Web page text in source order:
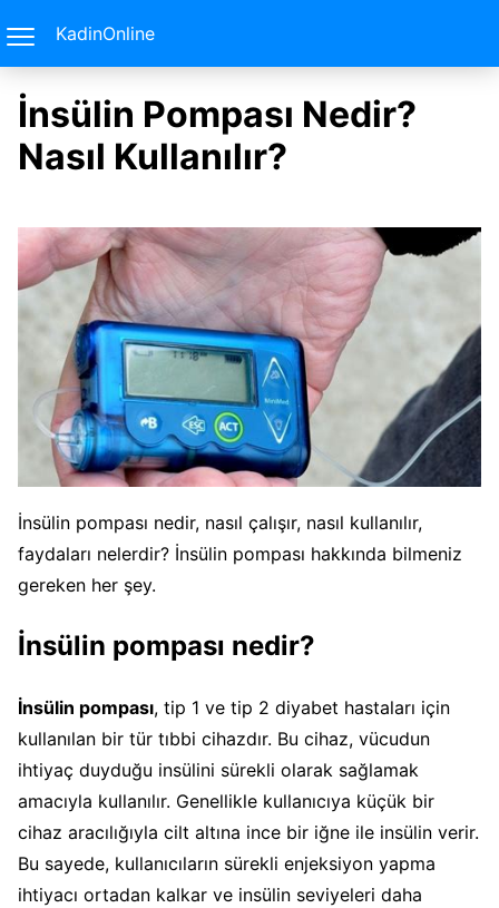
KadinOnline
İnsülin Pompası Nedir?
Nasıl Kullanılır?
İnsülin pompası nedir, nasıl çalışır, nasıl kullanılır,
faydaları nelerdir? İnsülin pompası hakkında bilmeniz
gereken her şey.
İnsülin pompası nedir?
İnsülin pompası, tip 1 ve tip 2 diyabet hastaları için
kullanılan bir tür tıbbi cihazdır. Bu cihaz, vücudun
ihtiyaç duyduğu insülini sürekli olarak sağlamak
amacıyla kullanılır. Genellikle kullanıcıya küçük bir
cihaz aracılığıyla cilt altına ince bir iğne ile insülin verir.
Bu sayede, kullanıcıların sürekli enjeksiyon yapma
ihtiyacı ortadan kalkar ve insülin seviyeleri daha